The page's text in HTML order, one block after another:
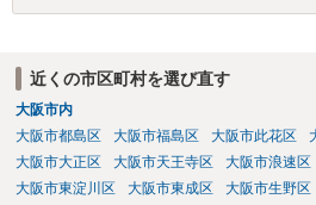
近くの市区町村を選び直す
大阪市内
大阪市都島区
大阪市福島区 大阪市此花区
大阪市大正区
大阪市天王寺区 大阪市浪速区
大阪市東淀川区
大阪市東成区 大阪市生野区